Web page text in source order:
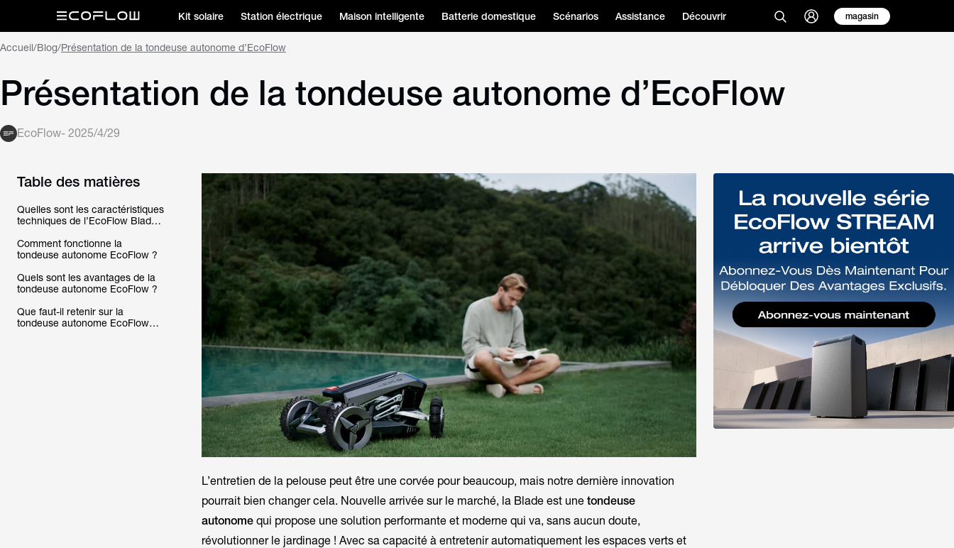
Kit solaire Station électrique Maison intelligente Batterie domestique Scénarios Assistance Découvrir magasin
Accueil/Blog/Présentation de la tondeuse autonome d’EcoFlow
Présentation de la tondeuse autonome d’EcoFlow
EcoFlow- 2025/4/29
Table des matières
Quelles sont les caractéristiques
techniques de l’EcoFlow Blade
Comment fonctionne la
tondeuse autonome EcoFlow ?
Quels sont les avantages de la
tondeuse autonome EcoFlow ?
Que faut-il retenir sur la
tondeuse autonome EcoFlow
L’entretien de la pelouse peut être une corvée pour beaucoup, mais notre dernière innovation
pourrait bien changer cela. Nouvelle arrivée sur le marché, la Blade est une tondeuse
autonomequi propose une solution performante et moderne qui va, sans aucun doute,
révolutionner le jardinage ! Avec sa capacité à entretenir automatiquement les espaces verts et